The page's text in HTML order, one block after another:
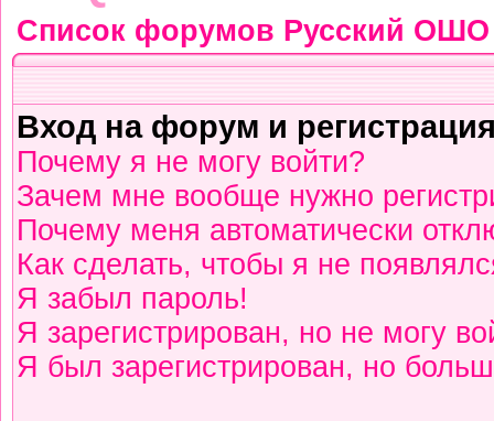
Список форумов Русский ОШО
Вход на форум и
Почему я не могу войти?
Зачем мне вообще нужно
Почему меня автоматически
Как сделать, чтобы я не
Я забыл пароль!
Я зарегистрирован, но не могу
Я был зарегистрирован, но